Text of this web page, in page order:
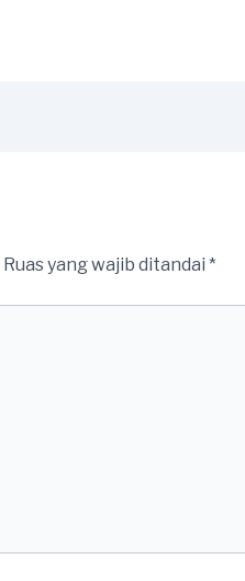
Ruas yang wajib ditandai *